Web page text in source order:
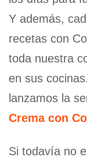
Y además,
recetas con
toda nuestra
en sus
lanzamos la
Crema con
Si todavía no